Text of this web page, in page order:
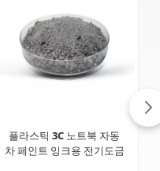
플라스틱 3C 노트북 자동
차 페인트 잉크용 전기도금